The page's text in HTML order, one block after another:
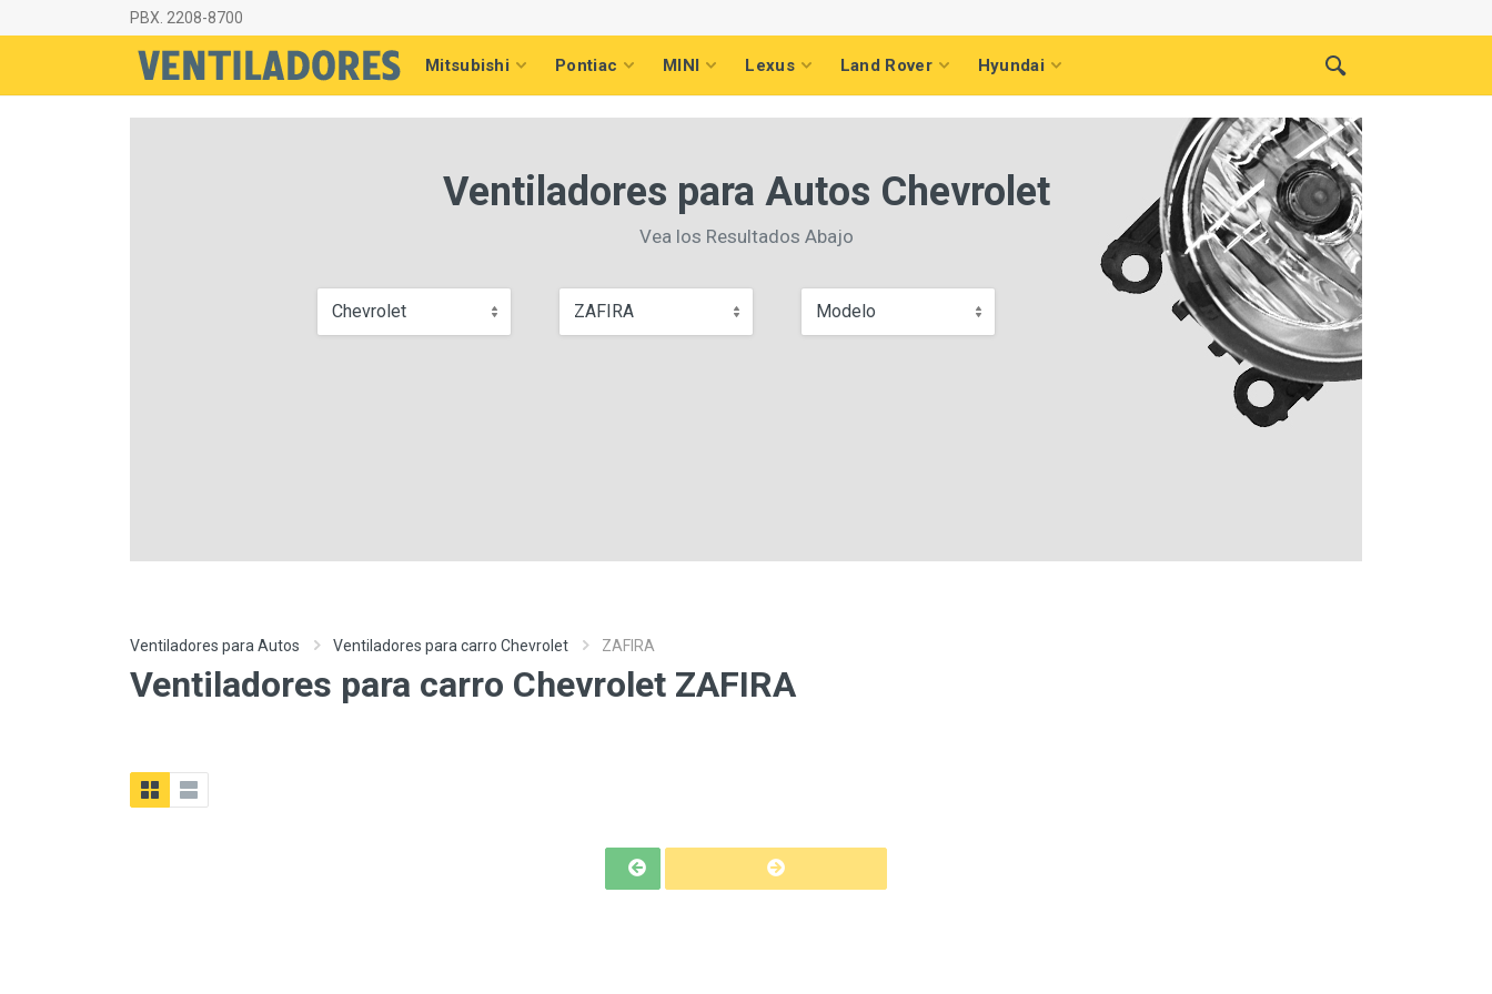
PBX. 2208-8700
Mitsubishi Pontiac MINI Lexus Land Rover Hyundai
Ventiladores para Autos Chevrolet
Vea los Resultados Abajo
Chevrolet ZAFIRA Modelo
Ventiladores para Autos Ventiladores para carro Chevrolet ZAFIRA
Ventiladores para carro Chevrolet ZAFIRA